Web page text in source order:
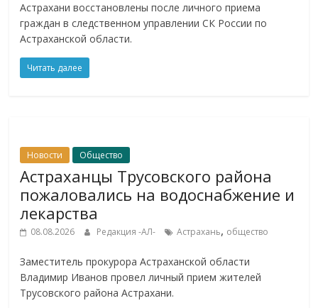
Астрахани восстановлены после личного приема
граждан в следственном управлении СК России по
Астраханской области.
Читать далее
Новости Общество
Астраханцы Трусовского района
пожаловались на водоснабжение и
лекарства
08.08.2026 Редакция -АЛ- Астрахань, общество
Заместитель прокурора Астраханской области
Владимир Иванов провел личный прием жителей
Трусовского района Астрахани.